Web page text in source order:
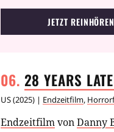
JETZT REINHÖREN
28 YEARS
US(2025) | Endzeitfilm,
EndzeitfilmvonDanny